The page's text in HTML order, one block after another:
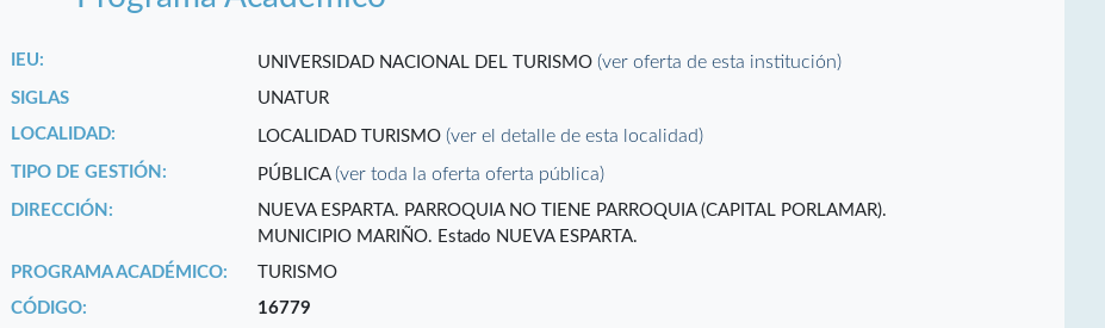
IEU: UNIVERSIDAD NACIONAL DEL TURISMO(ver oferta de esta institución)
SIGLAS
UNATUR
LOCALIDAD:
LOCALIDAD TURISMO(ver el detalle de esta localidad)
TIPO DE GESTIÓN: PÚBLICA(ver toda la oferta oferta pública)
DIRECCIÓN:
NUEVA ESPARTA. PARROQUIA NO TIENE PARROQUIA (CAPITAL PORLAMAR).
MUNICIPIO MARIÑO. Estado NUEVA ESPARTA.
PROGRAMA ACADÉMICO:
TURISMO
CÓDIGO:
16779